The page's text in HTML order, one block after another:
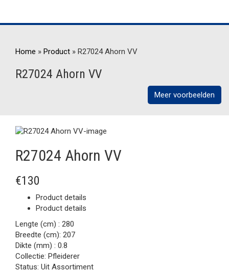
Home » Product » R27024 Ahorn VV
R27024 Ahorn VV
Meer voorbeelden
R27024 Ahorn VV
€130
Product details
Product details
Lengte (cm) : 280
Breedte (cm): 207
Dikte (mm) : 0.8
Collectie: Pfleiderer
Status: Uit Assortiment